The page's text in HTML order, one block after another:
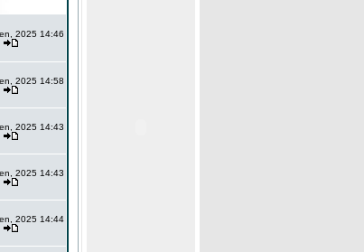
2025 14:46
2025 14:58
2025 14:43
2025 14:43
2025 14:44